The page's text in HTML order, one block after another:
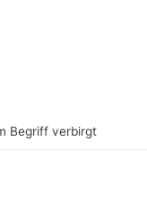
Begriff verbirgt